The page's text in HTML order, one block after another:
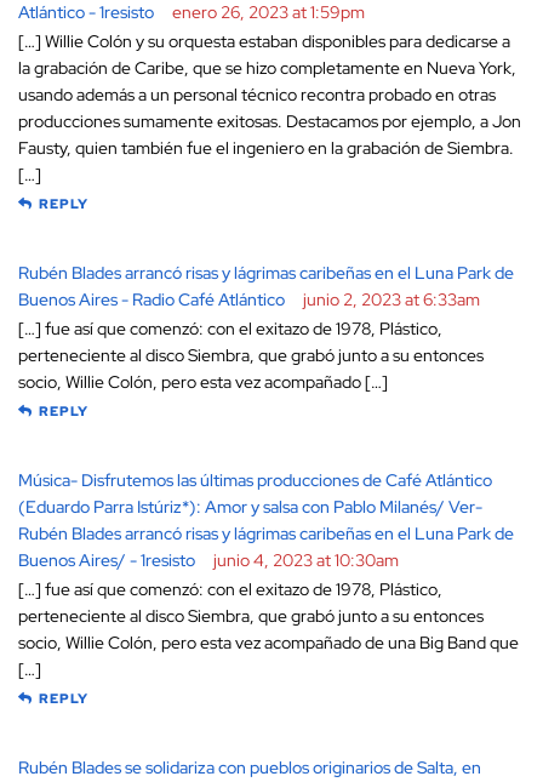
Atlántico - 1resisto
enero 26, 2023 at 1:59pm
[…] Willie Colón y su orquesta estaban disponibles para dedicarse a
la grabación de Caribe, que se hizo completamente en Nueva York,
usando además a un personal técnico recontra probado en otras
producciones sumamente exitosas. Destacamos por ejemplo, a Jon
Fausty, quien también fue el ingeniero en la grabación de Siembra.
[…]
REPLY
Rubén Blades arrancó risas y lágrimas caribeñas en el Luna Park de
Buenos Aires - Radio Café Atlántico
junio 2, 2023 at 6:33am
[…] fue así que comenzó: con el exitazo de 1978, Plástico,
perteneciente al disco Siembra, que grabó junto a su entonces
socio, Willie Colón, pero esta vez acompañado […]
REPLY
Música- Disfrutemos las últimas producciones de Café Atlántico
(Eduardo Parra Istúriz*): Amor y salsa con Pablo Milanés/ Ver-
Rubén Blades arrancó risas y lágrimas caribeñas en el Luna Park de
Buenos Aires/ - 1resisto
junio 4, 2023 at 10:30am
[…] fue así que comenzó: con el exitazo de 1978, Plástico,
perteneciente al disco Siembra, que grabó junto a su entonces
socio, Willie Colón, pero esta vez acompañado de una Big Band que
[…]
REPLY
Rubén Blades se solidariza con pueblos originarios de Salta, en